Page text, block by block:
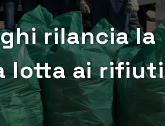
rilancia la
lotta ai rifiuti